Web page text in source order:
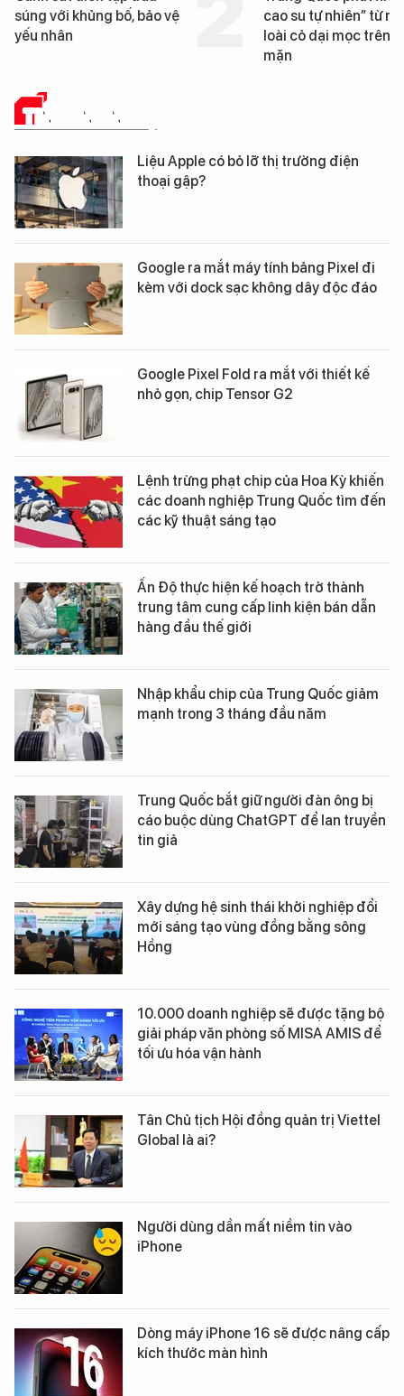
bố, bảo vệ
cao su tự nhiên” từ một
loài cỏ dại mọc trên đất
TIN CÔNG NGHỆ
Liệu Apple có bỏ lỡ thị trường điện
thoại gập?
Google ra mắt máy tính bảng Pixel đi
kèm với dock sạc không dây độc đáo
Google Pixel Fold ra mắt với thiết kế
nhỏ gọn, chip Tensor G2
Lệnh trừng phạt chip của Hoa Kỳ khiến
các doanh nghiệp Trung Quốc tìm đến
các kỹ thuật sáng tạo
Ấn Độ thực hiện kế hoạch trở thành
trung tâm cung cấp linh kiện bán dẫn
hàng đầu thế giới
Nhập khẩu chip của Trung Quốc giảm
mạnh trong 3 tháng đầu năm
Trung Quốc bắt giữ người đàn ông bị
cáo buộc dùng ChatGPT để lan truyền
tin giả
Xây dựng hệ sinh thái khởi nghiệp đổi
mới sáng tạo vùng đồng bằng sông
Hồng
10.000 doanh nghiệp sẽ được tặng bộ
giải pháp văn phòng số MISA AMIS để
tối ưu hóa vận hành
Tân Chủ tịch Hội đồng quản trị Viettel
Global là ai?
Người dùng dần mất niềm tin vào
iPhone
Dòng máy iPhone 16 sẽ được nâng cấp
kích thước màn hình